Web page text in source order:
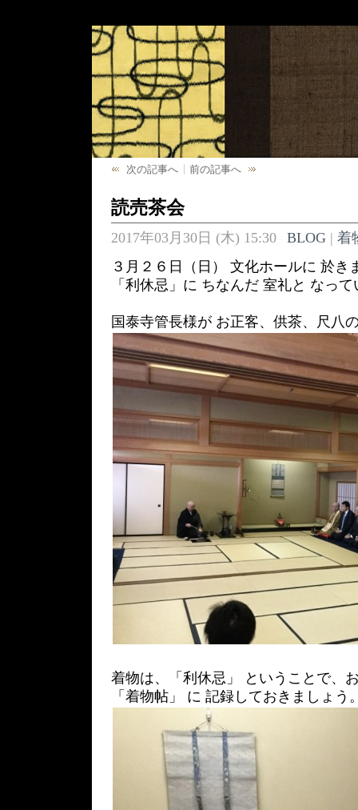
次の記事へ 前の記事へ
読売茶会
2017年03月30日 (木) 15:30 BLOG| 着
３月２６日（日） 文化ホールに 於き
「利休忌」に ちなんだ 室礼と なっ
国泰寺管長様が お正客、供茶、尺八
着物は、「利休忌」 ということで、
「着物帖」 に 記録しておきましょう